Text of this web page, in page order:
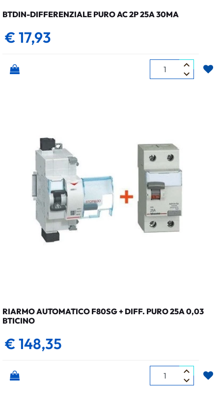
BTDIN-DIFFERENZIALE PURO AC 2P 25A 30MA
€ 17,93
Quantità
RIARMO AUTOMATICO F80SG + DIFF. PURO 25A 0,03
BTICINO
€ 148,35
Quantità